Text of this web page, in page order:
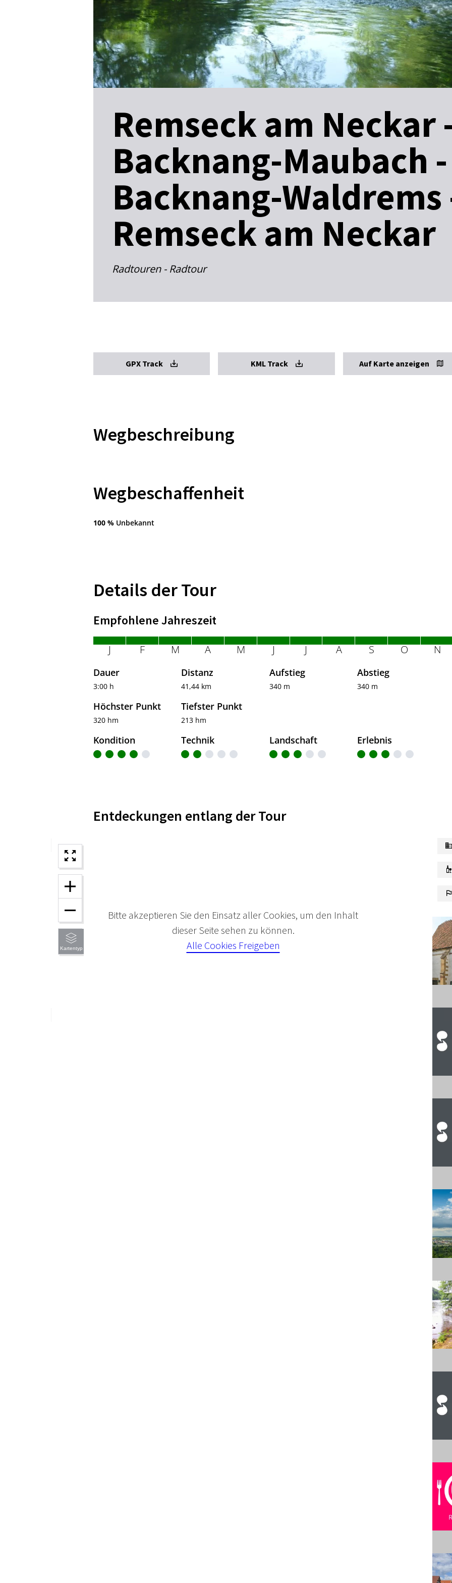
Remseck am Neckar
Backnang-Maubach -
Backnang-Waldrems
Remseck am Neckar
Radtouren - Radtour
GPX Track KML Track Auf Karte anzeigen
Wegbeschreibung
Wegbeschaffenheit
100 %Unbekannt
Details der Tour
Empfohlene Jahreszeit
J F M A M J J A S O N
Dauer
3:00 h
Distanz
41,44 km
Aufstieg
340 m
Abstieg
340 m
Höchster Punkt
320 hm
Tiefster Punkt
213 hm
Kondition Technik Landschaft Erlebnis
Entdeckungen entlang der Tour
Bitte akzeptieren Sie den Einsatz aller Cookies, um den Inhalt
dieser Seite sehen zu können.
Alle Cookies Freigeben
Kartentyp